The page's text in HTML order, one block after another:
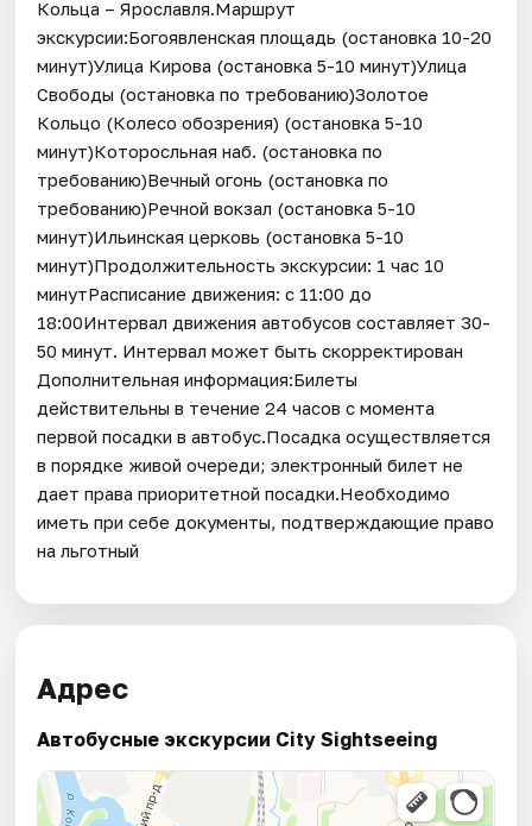
Кольца – Ярославля.Маршрут
экскурсии:Богоявленская площадь (остановка 10-20
минут)Улица Кирова (остановка 5-10 минут)Улица
Свободы (остановка по требованию)Золотое
Кольцо (Колесо обозрения) (остановка 5-10
минут)Которосльная наб. (остановка по
требованию)Вечный огонь (остановка по
требованию)Речной вокзал (остановка 5-10
минут)Ильинская церковь (остановка 5-10
минут)Продолжительность экскурсии: 1 час 10
минутРасписание движения: с 11:00 до
18:00Интервал движения автобусов составляет 30-
50 минут. Интервал может быть скорректирован
Дополнительная информация:Билеты
действительны в течение 24 часов с момента
первой посадки в автобус.Посадка осуществляется
в порядке живой очереди; электронный билет не
дает права приоритетной посадки.Необходимо
иметь при себе документы, подтверждающие право
на льготный
Адрес
Автобусные экскурсии City Sightseeing